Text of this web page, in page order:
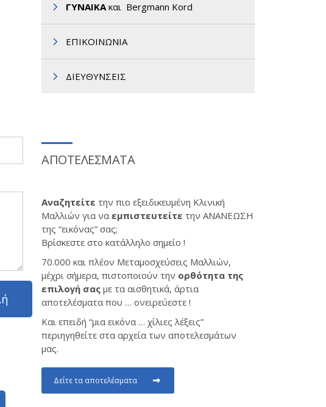
ΓΥΝΑΙΚΑκαι Bergmann Kord
ΕΠΙΚΟΙΝΩΝΙΑ
ΔΙΕΥΘΥΝΣΕΙΣ
ΑΠΟΤΕΛΕΣΜΑΤΑ
Αναζητείτε την πιο εξειδικευμένη Κλινική
Μαλλιών για να εμπιστευτείτε την ΑΝΑΝΕΩΣΗ
της “εικόνας” σας;
Βρίσκεστε στο κατάλληλο σημείο !
70.000 και πλέον Μεταμοσχεύσεις Μαλλιών,
μέχρι σήμερα, πιστοποιούν την ορθότητα της
επιλογή σας με τα αισθητικά, άρτια
αποτελέσματα που … ονειρεύεστε !
Και επειδή “μια εικόνα … χίλιες λέξεις”
περιηγηθείτε στα αρχεία των αποτελεσμάτων
μας.
Δείτε τα αποτελέσματα